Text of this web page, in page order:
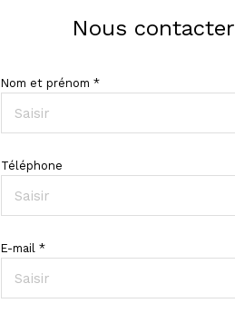
Nous contacter
Nom et prénom *
Téléphone
E-mail *